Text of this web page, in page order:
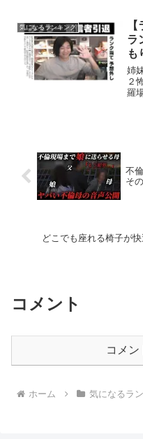
気になるランキング
ラ
も
ン
姉
２
羅
不
そ
どこでも座れる椅子が快
コメント
コメン
ホーム 気になるラ